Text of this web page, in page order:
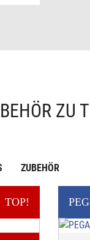
ZU
ZUBEHÖR
E-BIKE
TOP!